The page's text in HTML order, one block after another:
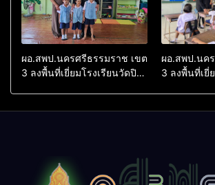
ผอ.สพป.นครศรีธรรมราช เขต
3 ลงพื้นที่เยี่ยมโรงเรียนวัดปิยา
ผอ.สพป.นค
3 ลงพื้นที่เยี่